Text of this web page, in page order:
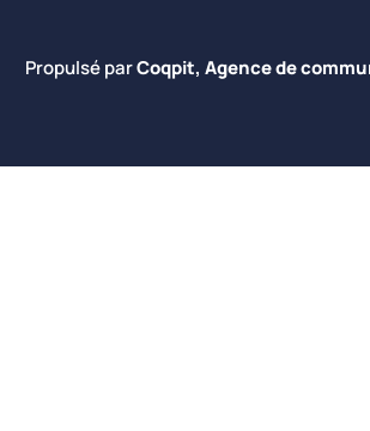
Propulsé parCoqpit, Agence de